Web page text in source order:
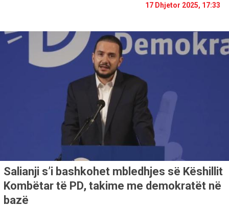
17 Dhjetor 2025, 17:33
Salianji s’i bashkohet mbledhjes së Këshillit
Kombëtar të PD, takime me demokratët në
bazë